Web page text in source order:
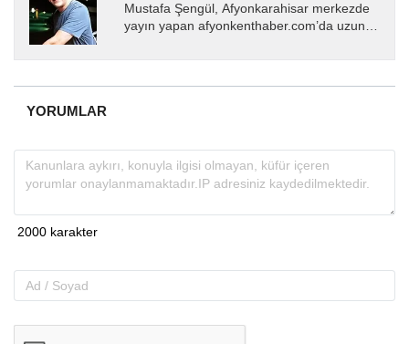
Mustafa Şengül, Afyonkarahisar merkezde
yayın yapan afyonkenthaber.com’da uzun
almakta, haber akışı...
YORUMLAR